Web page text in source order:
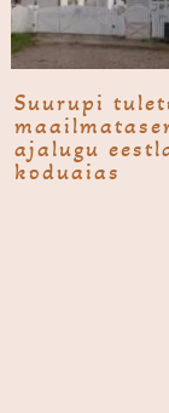
Suurupi
ajalugu
koduaias